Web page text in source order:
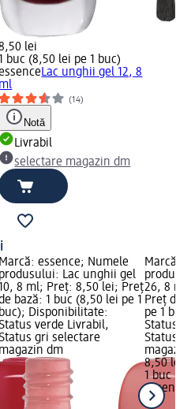
lei
buc (8,50 lei pe 1 buc)
Lac unghii gel 12, 8
ml
(14)
Notă
Livrabil
selectare magazin dm
Marcă: essence; Numele
produsului: Lac unghii gel
8 ml; Preț: 8,50 lei; Preț
bază: 1 buc (8,50 lei pe 1
buc); Disponibilitate:
Status verde Livrabil,
Status gri selectare
magazin dm
Marcă:
26, 8
Preț de
pe 1
Status
Status
8,50 lei
1 buc
essence
ml